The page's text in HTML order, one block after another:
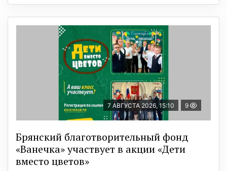
7 АВГУСТА 2026, 15:10 9
Брянский благотворительный фонд
«Ванечка» участвует в акции «Дети
вместо цветов»